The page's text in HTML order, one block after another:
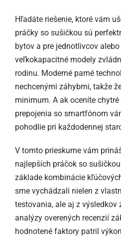
Hľadáte riešenie, ktoré vám
práčky so sušičkou sú
bytov a pre jednotlivcov
veľkokapacitné modely
rodinu. Moderné parné
nechcenými záhybmi, takže
minimum. A ak oceníte
prepojenia so smartfónom
pohodlie pri každodennej
V tomto prieskume vám
najlepších práčok so
základe kombinácie
sme vychádzali nielen z
testovania, ale aj z výsledkov
analýzy overených recenzií
hodnotené faktory patril